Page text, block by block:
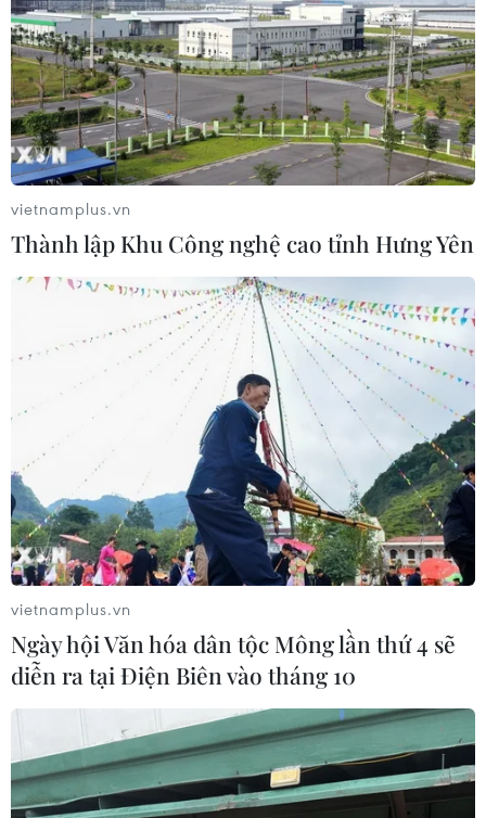
#Ô tô #Vành đai và Con đường
#Trung Quốc
#cms
#tin Thế giới #Thời sự quốc tế
#Tin thời sự
#Tin kinh tế
#Tin hot #Tin nóng
#Tin mới nhận
#Vietnamplus
Theo dõi VietnamPlus
TIN LIÊN QUAN
vietnamplus.vn
Thành lập Khu Công nghệ cao tỉnh Hưng Yên
vietnamplus.vn
Ngày hội Văn hóa dân tộc Mông lần thứ 4 sẽ
diễn ra tại Điện Biên vào tháng 10